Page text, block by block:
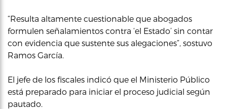
“Resulta altamente cuestionable que abogados
formulen señalamientos contra ‘el Estado’ sin contar
con evidencia que sustente sus alegaciones”, sostuvo
Ramos García.
El jefe de los fiscales indicó que el Ministerio Público
está preparado para iniciar el proceso judicial según
pautado.